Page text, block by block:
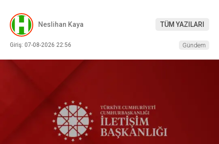
Neslihan Kaya TÜM YAZILARI
Giriş: 07-08-2026 22:56 Gündem